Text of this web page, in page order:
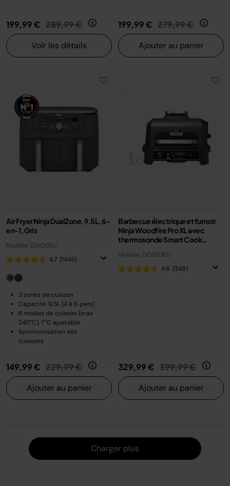
199,99 € Prix réduit de
289,99 € au
Voir les détails
199,99 € Prix réduit de
279,99 € au
Ajouter au panier
Air Fryer Ninja DualZone, 9.5L, 6-
en-1, Gris
Modèle: DZ400EU
4.7 (1445)
2 zones de cuisson
Capacité: 9.5L (4 à 6 pers)
6 modes de cuisson (max
240°C), T°C ajustable
Synchronisation des
cuissons
149,99 € Prix réduit de
229,99 € au
Ajouter au panier
Barbecue électrique et fumoir
Ninja Woodfire Pro XL avec
thermosonde Smart Cook
Modèle: OG850EU
4.6 (349)
329,99 € Prix réduit de
399,99 € au
Ajouter au panier
Charger plus